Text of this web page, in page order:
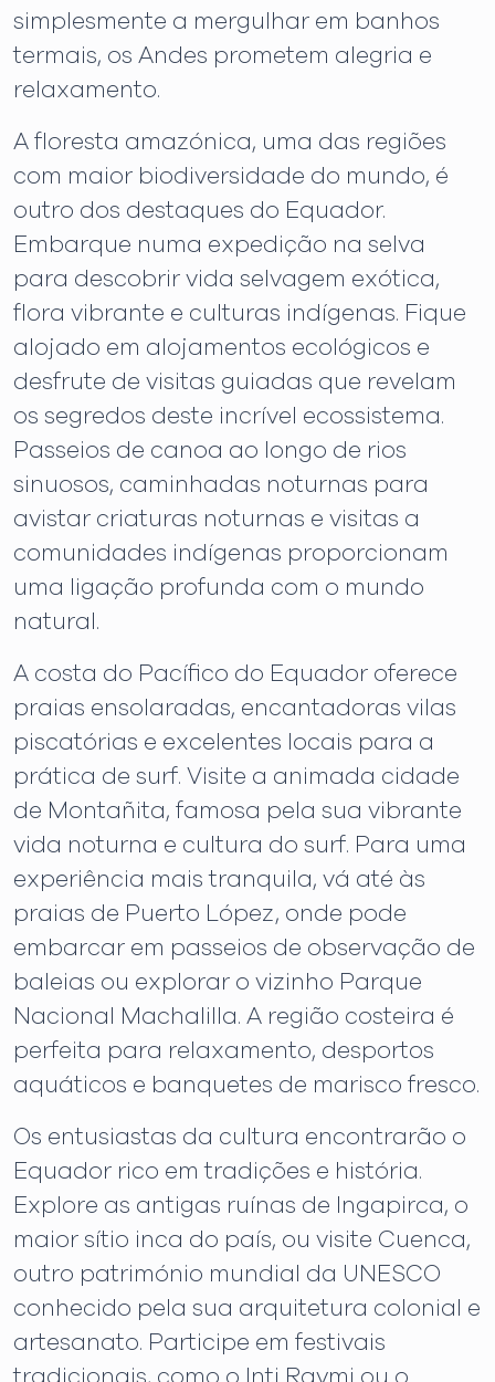
simplesmente a mergulhar em banhos
termais, os Andes prometem alegria e
relaxamento.
A floresta amazónica, uma das regiões
com maior biodiversidade do mundo, é
outro dos destaques do Equador.
Embarque numa expedição na selva
para descobrir vida selvagem exótica,
flora vibrante e culturas indígenas. Fique
alojado em alojamentos ecológicos e
desfrute de visitas guiadas que revelam
os segredos deste incrível ecossistema.
Passeios de canoa ao longo de rios
sinuosos, caminhadas noturnas para
avistar criaturas noturnas e visitas a
comunidades indígenas proporcionam
uma ligação profunda com o mundo
natural.
A costa do Pacífico do Equador oferece
praias ensolaradas, encantadoras vilas
piscatórias e excelentes locais para a
prática de surf. Visite a animada cidade
de Montañita, famosa pela sua vibrante
vida noturna e cultura do surf. Para uma
experiência mais tranquila, vá até às
praias de Puerto López, onde pode
embarcar em passeios de observação de
baleias ou explorar o vizinho Parque
Nacional Machalilla. A região costeira é
perfeita para relaxamento, desportos
aquáticos e banquetes de marisco fresco.
Os entusiastas da cultura encontrarão o
Equador rico em tradições e história.
Explore as antigas ruínas de Ingapirca, o
maior sítio inca do país, ou visite Cuenca,
outro património mundial da UNESCO
conhecido pela sua arquitetura colonial e
artesanato. Participe em festivais
tradicionais, como o Inti Raymi ou o